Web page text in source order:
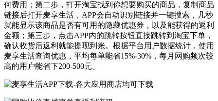
何费用；第二步，打开淘宝找到你想要购买的商品，复制商品
链接后打开麦享生活，APP会自动识别链接并一键搜索，几秒
就能显示该商品是否有可用的隐藏优惠券，以及能获得的返利
金额；第三步，点击APP内的跳转按钮直接跳转到淘宝下单，
确认收货后返利就能提现到账。根据平台用户数据统计，使用
麦享生活查询优惠，平均每单能省15%-30%，每月网购频次较
高的用户能省下200-500元。